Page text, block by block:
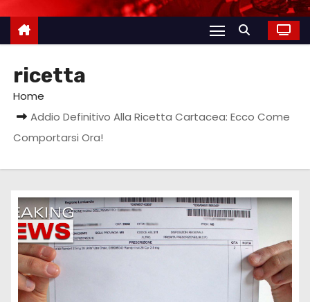
ricetta
Home
Addio Definitivo Alla Ricetta Cartacea: Ecco Come
Comportarsi Ora!